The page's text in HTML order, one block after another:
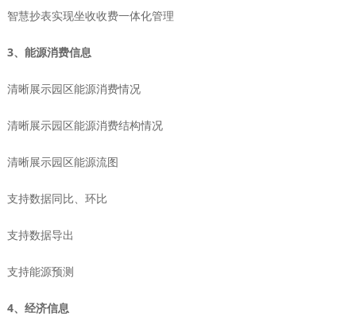
智慧抄表实现坐收收费一体化管理
3、能源消费信息
清晰展示园区能源消费情况
清晰展示园区能源消费结构情况
清晰展示园区能源流图
支持数据同比、环比
支持数据导出
支持能源预测
4、经济信息